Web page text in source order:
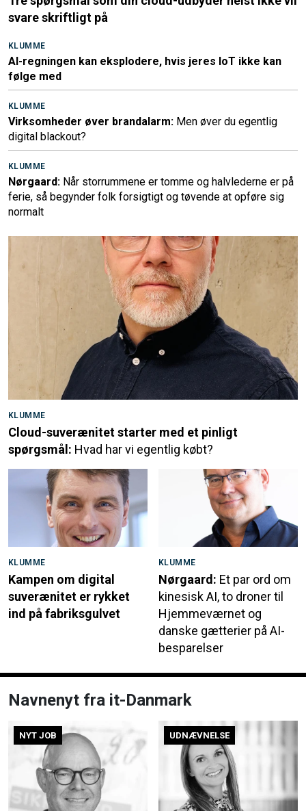
svare skriftligt på
KLUMME
AI-regningen kan eksplodere, hvis jeres IoT ikke kan
følge med
KLUMME
Virksomheder øver brandalarm: Men øver du egentlig
digital blackout?
KLUMME
Nørgaard: Når storrummene er tomme og halvlederne er på
ferie, så begynder folk forsigtigt og tøvende at opføre sig
normalt
KLUMME
Cloud-suverænitet starter med et pinligt
spørgsmål: Hvad har vi egentlig købt?
KLUMME
Kampen om digital
suverænitet er rykket
ind på fabriksgulvet
KLUMME
Nørgaard: Et par ord om
kinesisk AI, to droner til
Hjemmeværnet og
danske gætterier på AI-
besparelser
Navnenyt fra it-Danmark
NYT JOB UDNÆVNELSE